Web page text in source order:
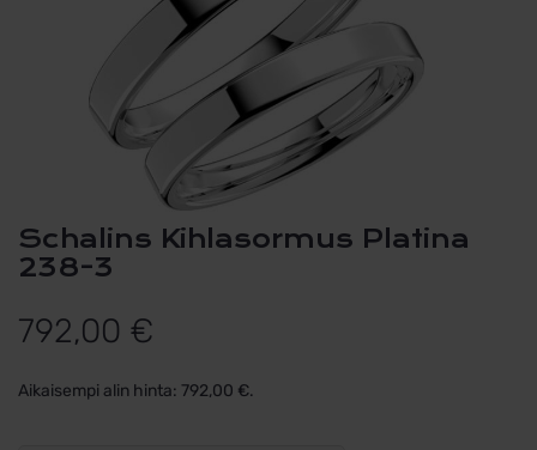
Schalins Kihlasormus Platina
238-3
792,00 €
Aikaisempi alin hinta: 792,00 €.